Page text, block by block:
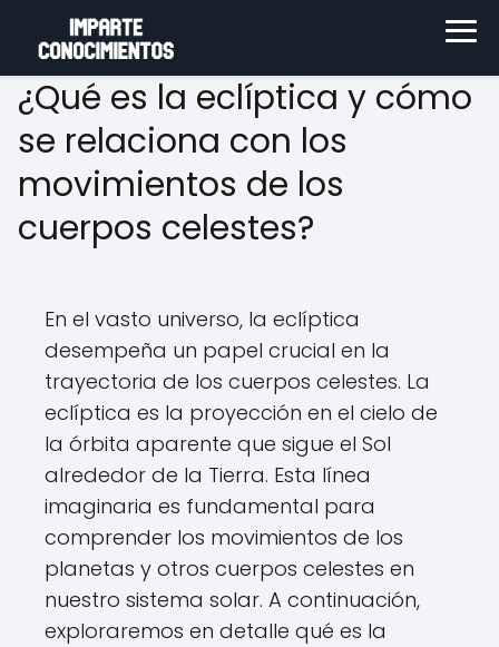
¿Qué es la eclíptica y cómo
se relaciona con los
movimientos de los
cuerpos celestes?
En el vasto universo, la eclíptica
desempeña un papel crucial en la
trayectoria de los cuerpos celestes. La
eclíptica es la proyección en el cielo de
la órbita aparente que sigue el Sol
alrededor de la Tierra. Esta línea
imaginaria es fundamental para
comprender los movimientos de los
planetas y otros cuerpos celestes en
nuestro sistema solar. A continuación,
exploraremos en detalle qué es la